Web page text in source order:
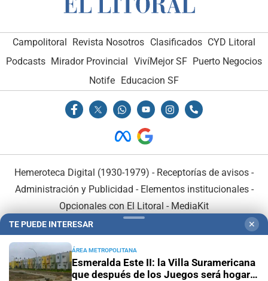
Campolitoral Revista Nosotros Clasificados CYD Litoral
Podcasts Mirador Provincial VivíMejor SF Puerto Negocios
Notife Educacion SF
Hemeroteca Digital (1930-1979) - Receptorías de avisos -
Administración y Publicidad - Elementos institucionales-
Opcionales con El Litoral - MediaKit
TE PUEDE INTERESAR ✕
ÁREA METROPOLITANA
Esmeralda Este II: la Villa Suramericana
que después de los Juegos será hogar